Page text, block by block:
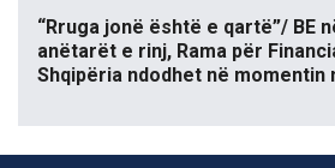
“Rruga jonë është e qartë”/ BE
anëtarët e rinj, Rama për
Shqipëria ndodhet në momentin